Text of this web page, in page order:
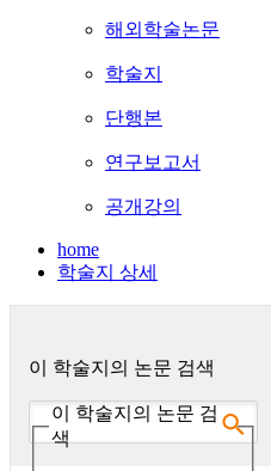
해외학술논문
학술지
단행본
연구보고서
공개강의
home
학술지 상세
이 학술지의 논문 검색
이 학술지의 논문 검
색